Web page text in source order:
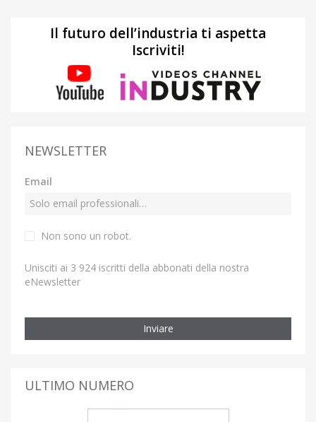
Il futuro dell’industria ti aspetta
Iscriviti!
NEWSLETTER
Email
Non sono un robot.
Unisciti ai 3 924 iscritti della abbonati della nostra
eNewsletter
Inviare
ULTIMO NUMERO